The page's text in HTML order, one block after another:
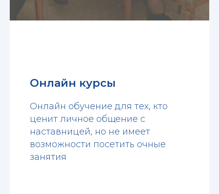
Онлайн курсы
Онлайн обучение для тех, кто
ценит личное общение с
наставницей, но не имеет
возможности посетить очные
занятия